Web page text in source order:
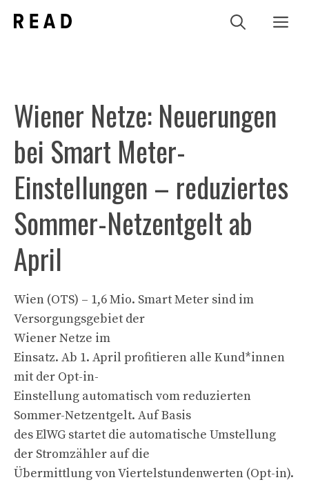
Inhalt
Wiener Netze: Neuerungen
bei Smart Meter-
Einstellungen – reduziertes
Sommer-Netzentgelt ab
April
Wien (OTS) – 1,6 Mio. Smart Meter sind im
Versorgungsgebiet der
Wiener Netze im
Einsatz. Ab 1. April profitieren alle Kund*innen
mit der Opt-in-
Einstellung automatisch vom reduzierten
Sommer-Netzentgelt. Auf Basis
des ElWG startet die automatische Umstellung
der Stromzähler auf die
Übermittlung von Viertelstundenwerten (Opt-in).